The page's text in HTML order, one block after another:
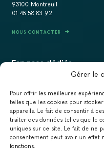
Gérer le
Pour offrir les meilleures
telles que les cookies pour
appareils. Le fait de consentir à
traiter des données telles que le
uniques sur ce site. Le fait de ne
consentement peut avoir un effet
fonctions.
93100 Montreuil
01 48 58 83 92
NOUS CONTACTER
Espaces dédiés
RECRUTEMENT
ACTUALITÉS
NEWSLETTER